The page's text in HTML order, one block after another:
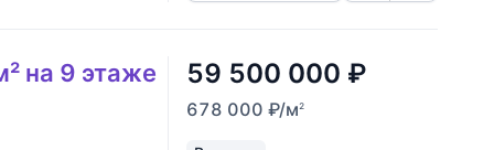
на 9 этаже 59 500 000 ₽
678 000 ₽/м2